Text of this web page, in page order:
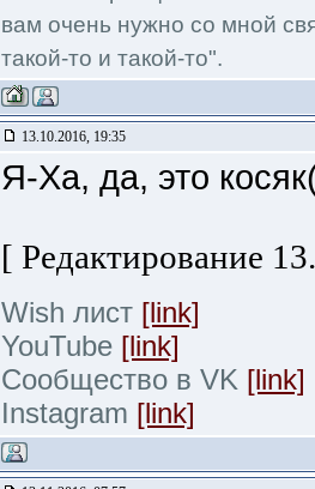
вам очень нужно со мной
такой-то и такой-то".
13.10.2016, 19:35
Я-Ха, да, это
[ Редактирование
Wish лист [link]
YouTube [link]
Сообщество в VK [link]
Instagram [link]